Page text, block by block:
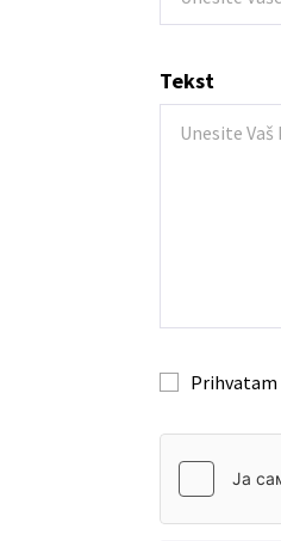
Tekst
Prihvatam